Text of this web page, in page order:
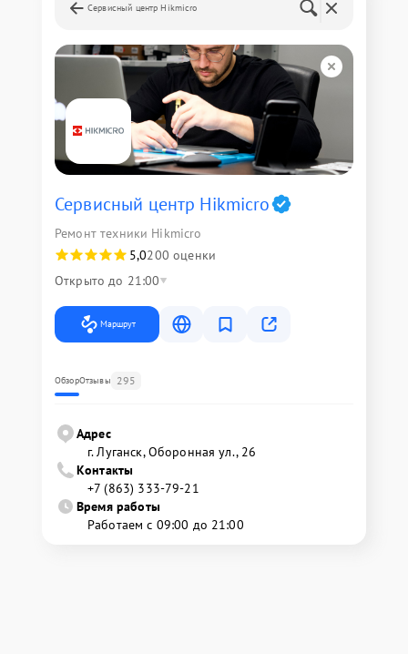
Сервисный центр Hikmicro
Сервисный центр Hikmicro
Ремонт техники Hikmicro
5,0200 оценки
Открыто до 21:00
Маршрут
ОбзорОтзывы 295
Адрес
г. Луганск, Оборонная ул., 26
Контакты
+7 (863) 333-79-21
Время работы
Работаем с 09:00 до 21:00